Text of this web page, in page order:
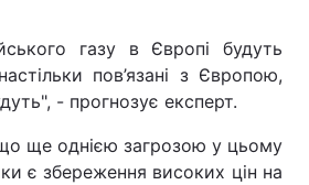
газу в Європі будуть
пов’язані з Європою,
- прогнозує експерт.
ще однією загрозою у цьому
є збереження високих цін на